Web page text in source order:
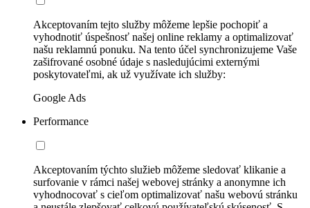
Akceptovaním tejto služby môžeme lepšie pochopiť a
vyhodnotiť úspešnosť našej online reklamy a optimalizovať
našu reklamnú ponuku. Na tento účel synchronizujeme Vaše
zašifrované osobné údaje s nasledujúcimi externými
poskytovateľmi, ak už využívate ich služby:
Google Ads
Performance
Akceptovaním týchto služieb môžeme sledovať klikanie a
surfovanie v rámci našej webovej stránky a anonymne ich
vyhodnocovať s cieľom optimalizovať našu webovú stránku